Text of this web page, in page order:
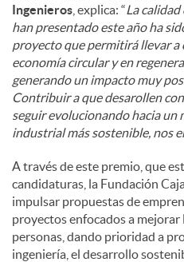
Ingenieros , explica: “La calidad
han presentado este año ha
proyecto que permitirá llevar a
economía circular y en
generando un impacto muy
Contribuir a que desarollen
seguir evolucionando hacia un
industrial más sostenible, nos
A través de este premio, que
candidaturas, la Fundación
impulsar propuestas de
proyectos enfocados a mejorar
personas, dando prioridad a
ingeniería, el desarrollo